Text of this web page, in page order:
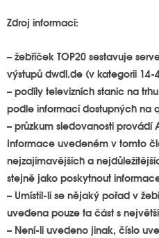
Zdroj informací:
– žebříček TOP20 sestavuje
výstupů dwdl.de (v kategorii 14-
– podíly televizních stanic na
podle informací dostupných na
– průzkum sledovanosti provádí
Informace uvedeném v tomto
nejzajímavějších a
stejně jako poskytnout
– Umístil-li se nějaký pořad v
uvedena pouze ta část s
– Není-li uvedeno jinak, číslo